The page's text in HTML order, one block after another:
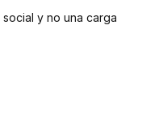
y no una carga